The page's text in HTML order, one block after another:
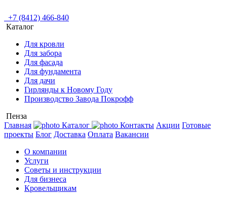
+7 (8412) 466-840
Каталог
Для кровли
Для забора
Для фасада
Для фундамента
Для дачи
Гирлянды к Новому Году
Производство Завода Покрофф
Пенза
Главная
Каталог Контакты Акции Готовые
проекты Блог Доставка Оплата Вакансии
О компании
Услуги
Советы и инструкции
Для бизнеса
Кровельщикам